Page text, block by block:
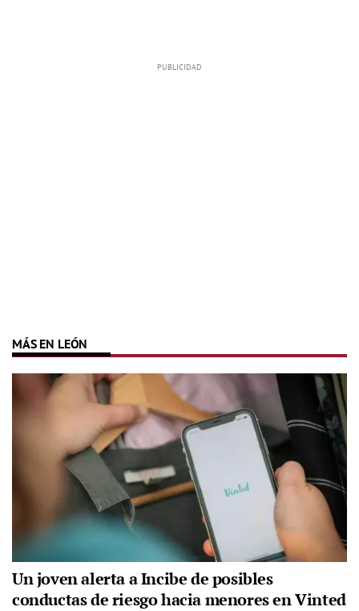
MÁS EN LEÓN
Un joven alerta a Incibe de posibles
conductas de riesgo hacia menores en Vinted